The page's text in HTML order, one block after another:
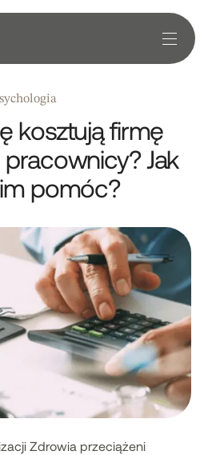
kosztują firmę
Jak
pomóc?
Zdrowia przeciążeni